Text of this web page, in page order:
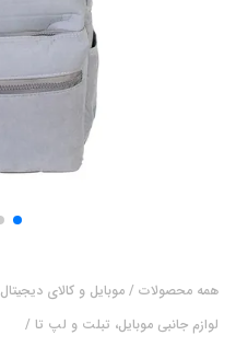
همه محصولات / موبایل و کالای دیجیتال
لوازم جانبی موبایل، تبلت و لپ تا /